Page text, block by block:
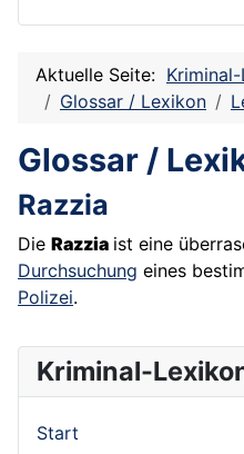
Aktuelle Seite:
Glossar / Lexikon
Glossar /
Razzia
Die Razzia ist eine
Durchsuchung eines
Polizei.
Kriminal-
Start